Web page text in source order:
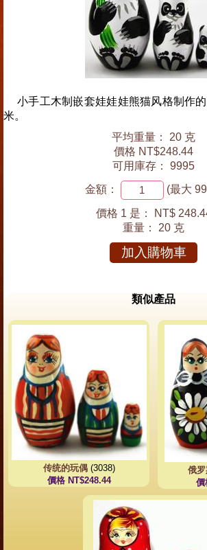
小手工木制嵌套娃娃娃熊猫风格制作
米。
平均重量： 20 克
價格 NT$248.44
可用庫存： 9995
金額： (最大
價格 1 是：
NT$
重量： 20 克
加入購物車
類似產品
传统的玩偶(3038)
價格 NT$248.44
俄
價